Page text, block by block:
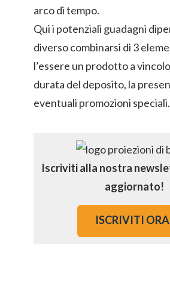
arco di tempo.
Qui i potenziali guadagni
diverso combinarsi di 3
l’essere un prodotto a
durata del deposito, la
eventuali promozioni speciali.
Iscriviti alla nostra
aggiornato!
ISCRIVITI